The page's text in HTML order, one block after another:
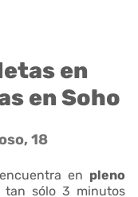
en
en Soho
18
en pleno
tan sólo 3 minutos